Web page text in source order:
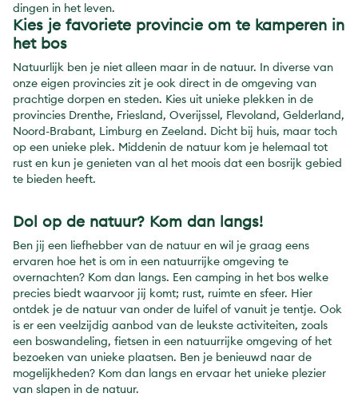
dingen in het leven.
Kies je favoriete provincie om te kamperen in
het bos
Natuurlijk ben je niet alleen maar in de natuur. In diverse van
onze eigen provincies zit je ook direct in de omgeving van
prachtige dorpen en steden. Kies uit unieke plekken in de
provincies Drenthe, Friesland, Overijssel, Flevoland, Gelderland,
Noord-Brabant, Limburg en Zeeland. Dicht bij huis, maar toch
op een unieke plek. Middenin de natuur kom je helemaal tot
rust en kun je genieten van al het moois dat een bosrijk gebied
te bieden heeft.
Dol op de natuur? Kom dan langs!
Ben jij een liefhebber van de natuur en wil je graag eens
ervaren hoe het is om in een natuurrijke omgeving te
overnachten? Kom dan langs. Een camping in het bos welke
precies biedt waarvoor jij komt; rust, ruimte en sfeer. Hier
ontdek je de natuur van onder de luifel of vanuit je tentje. Ook
is er een veelzijdig aanbod van de leukste activiteiten, zoals
een boswandeling, fietsen in een natuurrijke omgeving of het
bezoeken van unieke plaatsen. Ben je benieuwd naar de
mogelijkheden? Kom dan langs en ervaar het unieke plezier
van slapen in de natuur.